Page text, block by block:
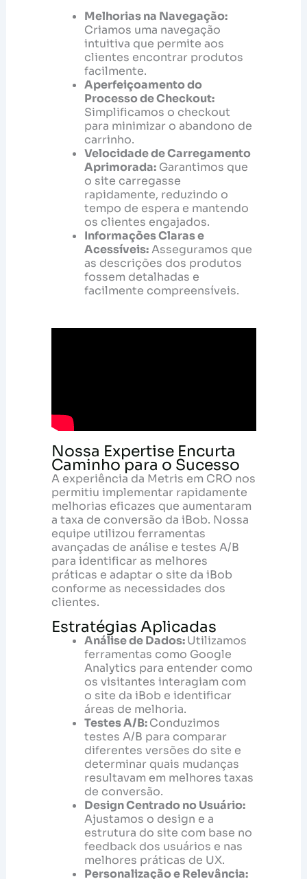
Melhorias na Navegação:
Criamos uma navegação
intuitiva que permite aos
clientes encontrar produtos
facilmente.
Aperfeiçoamento do
Processo de Checkout:
Simplificamos o checkout
para minimizar o abandono de
carrinho.
Velocidade de Carregamento
Aprimorada:Garantimos que
o site carregasse
rapidamente, reduzindo o
tempo de espera e mantendo
os clientes engajados.
Informações Claras e
Acessíveis:Asseguramos que
as descrições dos produtos
fossem detalhadas e
facilmente compreensíveis.
Nossa Expertise Encurta
Caminho para o Sucesso
A experiência da Metris em CRO nos
permitiu implementar rapidamente
melhorias eficazes que aumentaram
a taxa de conversão da iBob. Nossa
equipe utilizou ferramentas
avançadas de análise e testes A/B
para identificar as melhores
práticas e adaptar o site da iBob
conforme as necessidades dos
clientes.
Estratégias Aplicadas
Análise de Dados:Utilizamos
ferramentas como Google
Analytics para entender como
os visitantes interagiam com
o site da iBob e identificar
áreas de melhoria.
Testes A/B:Conduzimos
testes A/B para comparar
diferentes versões do site e
determinar quais mudanças
resultavam em melhores taxas
de conversão.
Design Centrado no Usuário:
Ajustamos o design e a
estrutura do site com base no
feedback dos usuários e nas
melhores práticas de UX.
Personalização e Relevância: